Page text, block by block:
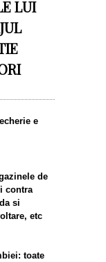
LUI
e
de
contra
si
etc
toate